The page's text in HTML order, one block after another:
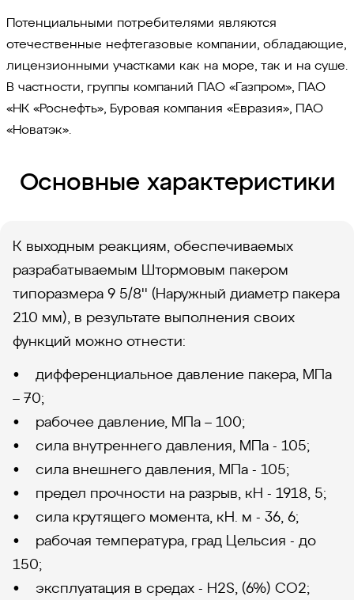
Потенциальными потребителями являются
отечественные нефтегазовые компании, обладающие,
лицензионными участками как на море, так и на суше.
В частности, группы компаний ПАО «Газпром», ПАО
«НК «Роснефть», Буровая компания «Евразия», ПАО
«Новатэк».
Основные характеристики
К выходным реакциям, обеспечиваемых
разрабатываемым Штормовым пакером
типоразмера 9 5/8'' (Наружный диаметр пакера
210 мм), в результате выполнения своих
функций можно отнести:
• дифференциальное давление пакера, МПа
– 70;
• рабочее давление, МПа – 100;
• сила внутреннего давления, МПа - 105;
• сила внешнего давления, МПа - 105;
• предел прочности на разрыв, кН - 1918, 5;
• сила крутящего момента, кН. м - 36, 6;
• рабочая температура, град Цельсия - до
150;
• эксплуатация в средах - H2S, (6%) СО2;